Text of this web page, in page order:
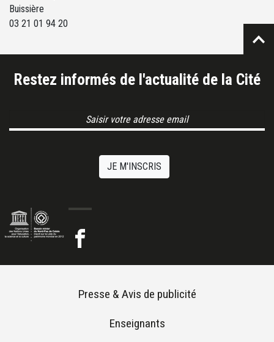
Buissière
03 21 01 94 20
Restez informés de l'actualité de la Cité
JE M'INSCRIS
Footer menu
Presse & Avis de publicité
Enseignants